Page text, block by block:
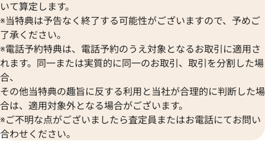
いて算定します。
※当特典は予告なく終了する可能性がございますので、予めご
了承ください。
※電話予約特典は、電話予約のうえ対象となるお取引に適用さ
れます。同一または実質的に同一のお取引、取引を分割した場
合、
その他当特典の趣旨に反する利用と当社が合理的に判断した場
合は、適用対象外となる場合がございます。
※ご不明な点がございましたら査定員またはお電話にてお問い
合わせください。